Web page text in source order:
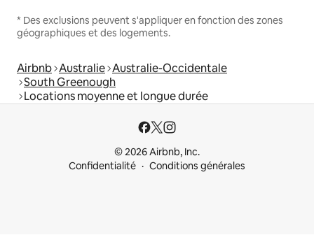
* Des exclusions peuvent s'appliquer en fonction des zones
géographiques et des logements.
Airbnb Australie Australie-Occidentale
South Greenough
Locations moyenne et longue durée
© 2026 Airbnb, Inc.
Confidentialité
Conditions générales